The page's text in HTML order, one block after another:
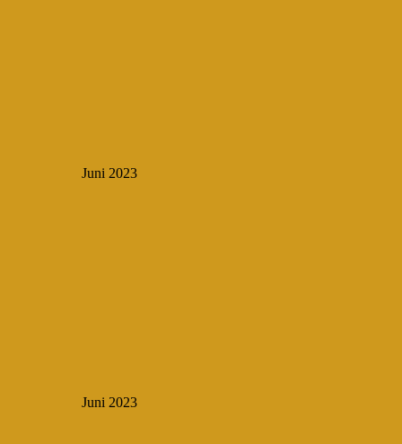
Juni 2023
Juni 2023